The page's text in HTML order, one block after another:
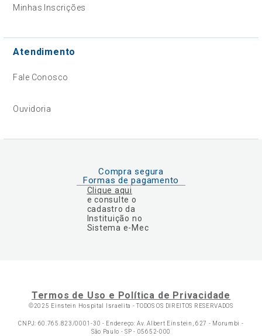
Minhas Inscrições
Atendimento
Fale Conosco
Ouvidoria
Compra segura
Formas de pagamento
Clique aqui
e consulte o
cadastro da
Instituição no
Sistema e-Mec
Termos de Uso e Política de Privacidade
©2025 Einstein Hospital Israelita -TODOS OS DIREITOS RESERVADOS
CNPJ: 60.765.823/0001-30 - Endereço: Av. Albert Einstein, 627 - Morumbi -
São Paulo - SP - 05652-000